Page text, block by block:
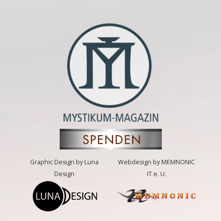
Graphic Design by Luna
Design
Webdesign by MEMNONIC
IT e. U.